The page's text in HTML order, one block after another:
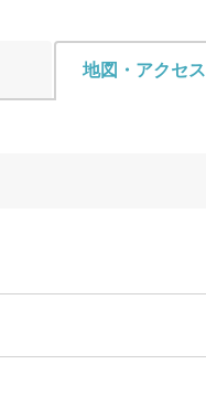
地図・アクセス